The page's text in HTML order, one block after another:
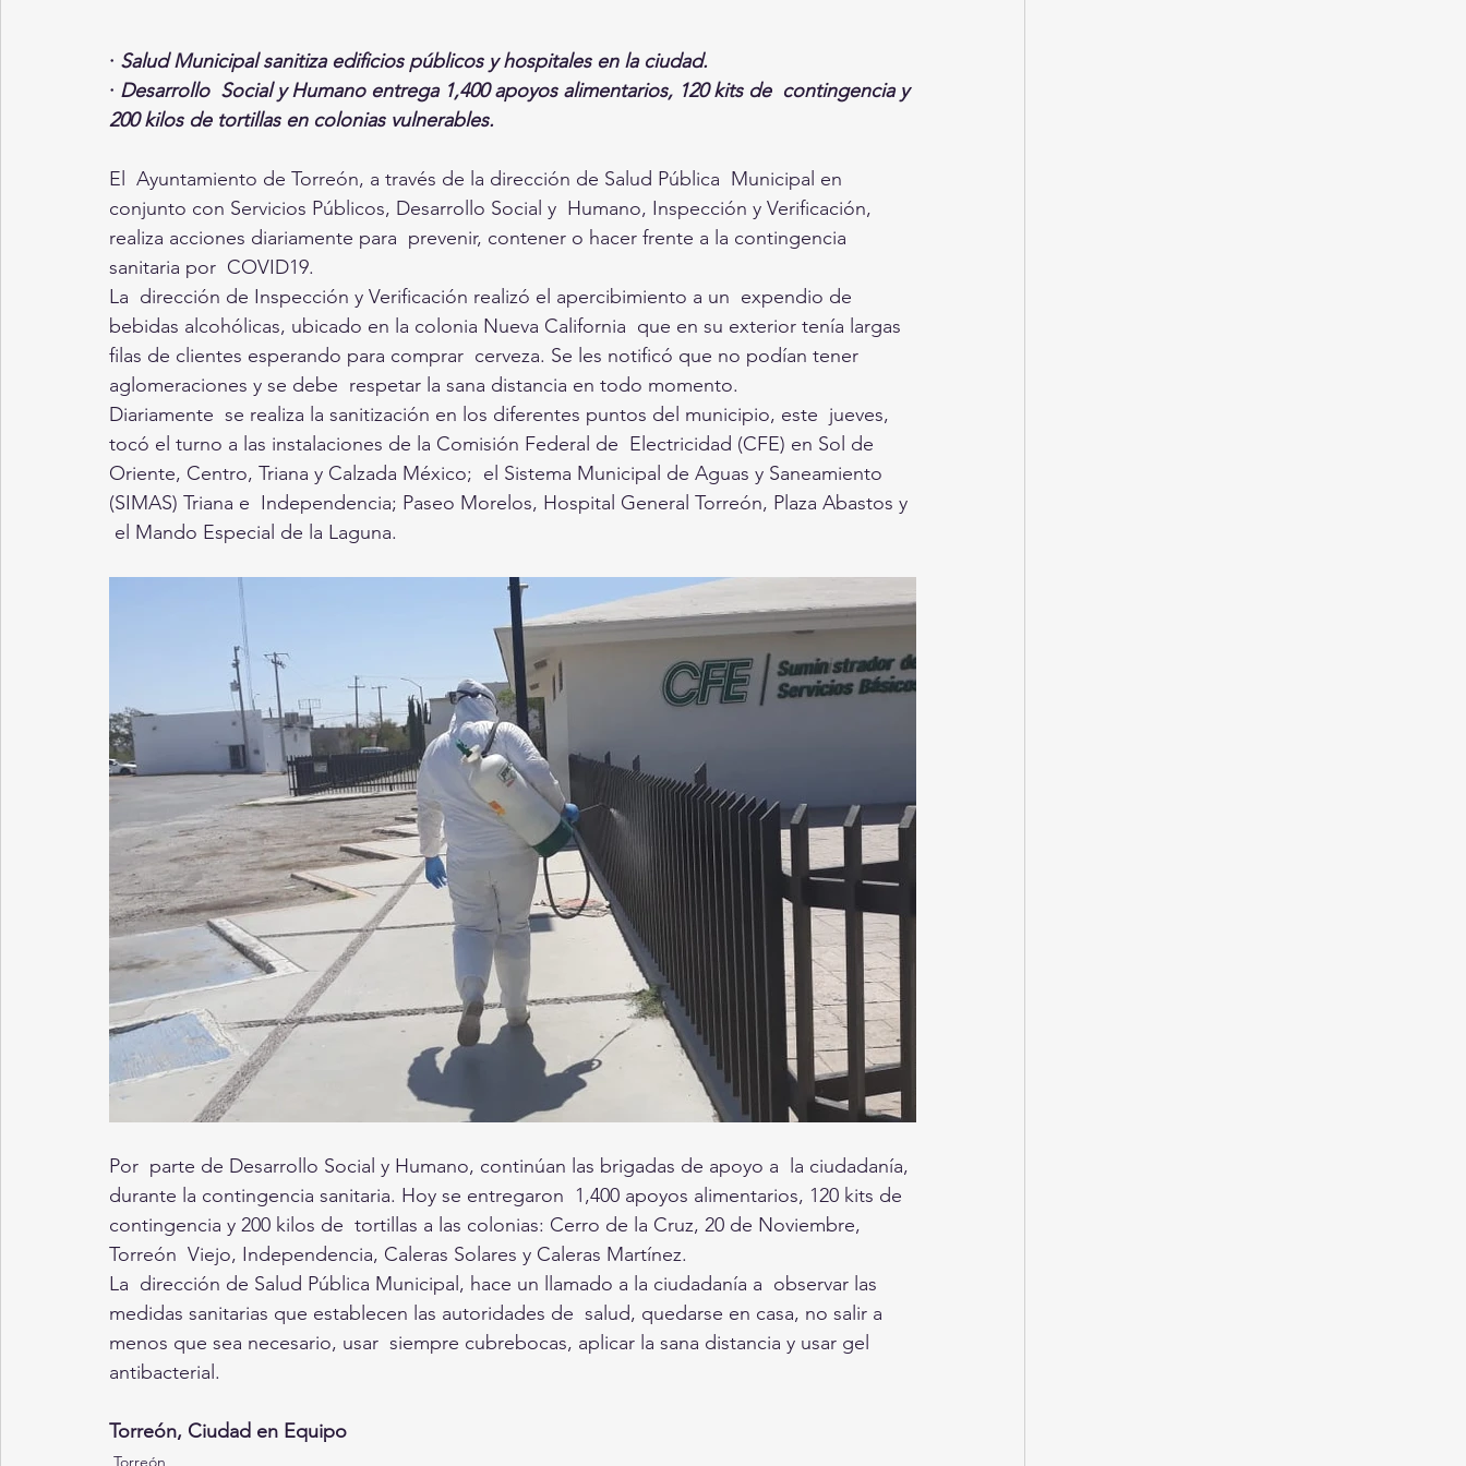
· Salud Municipal sanitiza edificios públicos y hospitales en la ciudad.
· Desarrollo  Social y Humano entrega 1,400 apoyos alimentarios, 120 kits de  contingencia y
200 kilos de tortillas en colonias vulnerables.
El  Ayuntamiento de Torreón, a través de la dirección de Salud Pública  Municipal en
conjunto con Servicios Públicos, Desarrollo Social y  Humano, Inspección y Verificación,
realiza acciones diariamente para  prevenir, contener o hacer frente a la contingencia
sanitaria por  COVID19.
La  dirección de Inspección y Verificación realizó el apercibimiento a un  expendio de
bebidas alcohólicas, ubicado en la colonia Nueva California  que en su exterior tenía largas
filas de clientes esperando para comprar  cerveza. Se les notificó que no podían tener
aglomeraciones y se debe  respetar la sana distancia en todo momento.
Diariamente  se realiza la sanitización en los diferentes puntos del municipio, este  jueves,
tocó el turno a las instalaciones de la Comisión Federal de  Electricidad (CFE) en Sol de
Oriente, Centro, Triana y Calzada México;  el Sistema Municipal de Aguas y Saneamiento
(SIMAS) Triana e  Independencia; Paseo Morelos, Hospital General Torreón, Plaza Abastos y
el Mando Especial de la Laguna.
Por  parte de Desarrollo Social y Humano, continúan las brigadas de apoyo a  la ciudadanía,
durante la contingencia sanitaria. Hoy se entregaron  1,400 apoyos alimentarios, 120 kits de
contingencia y 200 kilos de  tortillas a las colonias: Cerro de la Cruz, 20 de Noviembre,
Torreón  Viejo, Independencia, Caleras Solares y Caleras Martínez.
La  dirección de Salud Pública Municipal, hace un llamado a la ciudadanía a  observar las
medidas sanitarias que establecen las autoridades de  salud, quedarse en casa, no salir a
menos que sea necesario, usar  siempre cubrebocas, aplicar la sana distancia y usar gel
antibacterial.
Torreón, Ciudad en Equipo
Torreón